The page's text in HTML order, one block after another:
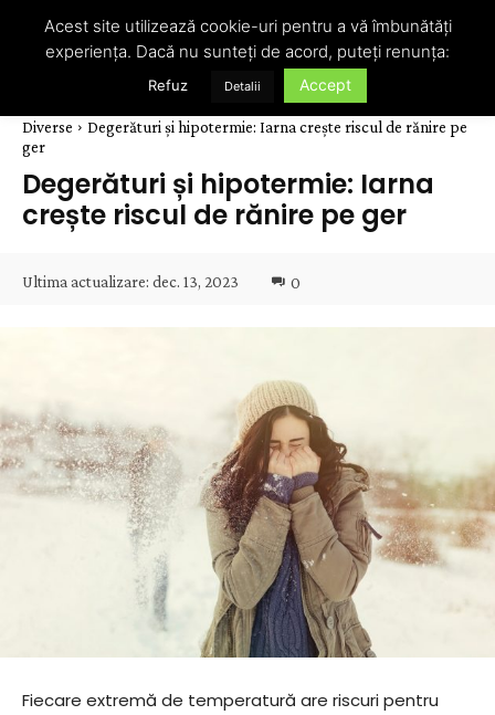
Diverse
Degerături și hipotermie: Iarna crește riscul de rănire pe
ger
Degerături și hipotermie: Iarna
crește riscul de rănire pe ger
Ultima actualizare: dec. 13, 2023 0
Fiecare extremă de temperatură are riscuri pentru
Acest site utilizează cookie-uri pentru a vă îmbunătăți
experiența. Dacă nu sunteți de acord, puteți renunța:
Refuz Detalii Accept